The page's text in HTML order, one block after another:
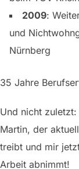
2009:
und
Nürnberg
35 Jahre
Und nicht
Martin, der
treibt und mir
Arbeit abnimmt!